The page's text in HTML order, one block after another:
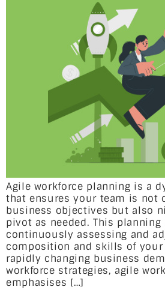
Agile workforce planning is a
that ensures your team is not
business objectives but also
pivot as needed. This
continuously assessing and
composition and skills of your
rapidly changing business
workforce strategies, agile
emphasises […]